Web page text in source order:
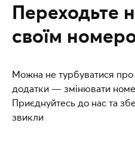
Переходьте
своїм
Можна не турбуватися про
додатки — змінювати
Приєднуйтесь до нас та
звикли